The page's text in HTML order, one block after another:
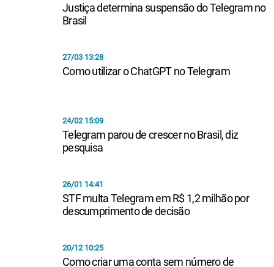
Justiça determina suspensão do Telegram no
Brasil
27/03 13:28
Como utilizar o ChatGPT no Telegram
24/02 15:09
Telegram parou de crescer no Brasil, diz
pesquisa
26/01 14:41
STF multa Telegram em R$ 1,2 milhão por
descumprimento de decisão
20/12 10:25
Como criar uma conta sem número de